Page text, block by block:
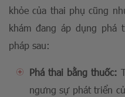
khỏe của thai phụ cũng
khám đang áp dụng phá
pháp sau:
Phá thai bằng thuốc:
ngưng sự phát triển